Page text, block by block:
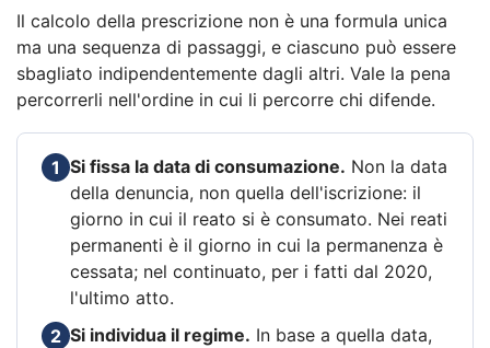
Il calcolo della prescrizione non è una formula unica
ma una sequenza di passaggi, e ciascuno può essere
sbagliato indipendentemente dagli altri. Vale la pena
percorrerli nell'ordine in cui li percorre chi difende.
1 Si fissa la data di consumazione. Non la data
della denuncia, non quella dell'iscrizione: il
giorno in cui il reato si è consumato. Nei reati
permanenti è il giorno in cui la permanenza è
cessata; nel continuato, per i fatti dal 2020,
l'ultimo atto.
2 Si individua il regime. In base a quella data,